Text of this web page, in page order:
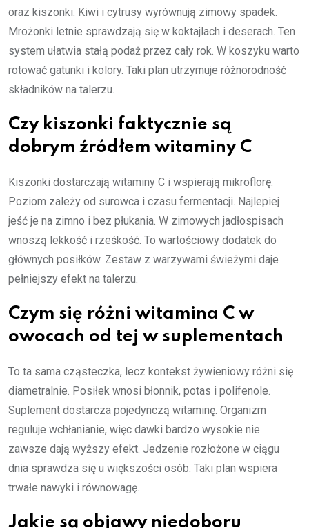
oraz kiszonki. Kiwi i cytrusy wyrównują zimowy spadek.
Mrożonki letnie sprawdzają się w koktajlach i deserach. Ten
system ułatwia stałą podaż przez cały rok. W koszyku warto
rotować gatunki i kolory. Taki plan utrzymuje różnorodność
składników na talerzu.
Czy kiszonki faktycznie są
dobrym źródłem witaminy C
Kiszonki dostarczają witaminy C i wspierają mikroflorę.
Poziom zależy od surowca i czasu fermentacji. Najlepiej
jeść je na zimno i bez płukania. W zimowych jadłospisach
wnoszą lekkość i rześkość. To wartościowy dodatek do
głównych posiłków. Zestaw z warzywami świeżymi daje
pełniejszy efekt na talerzu.
Czym się różni witamina C w
owocach od tej w suplementach
To ta sama cząsteczka, lecz kontekst żywieniowy różni się
diametralnie. Posiłek wnosi błonnik, potas i polifenole.
Suplement dostarcza pojedynczą witaminę. Organizm
reguluje wchłanianie, więc dawki bardzo wysokie nie
zawsze dają wyższy efekt. Jedzenie rozłożone w ciągu
dnia sprawdza się u większości osób. Taki plan wspiera
trwałe nawyki i równowagę.
Jakie są objawy niedoboru